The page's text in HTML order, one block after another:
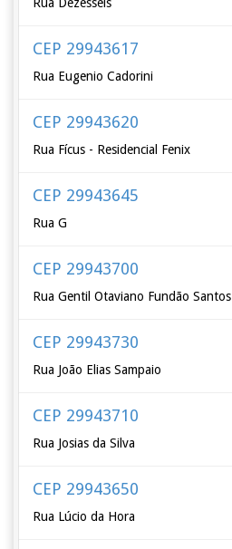
CEP 29943617
Rua Eugenio Cadorini
CEP 29943620
Rua Fícus - Residencial Fenix
CEP 29943645
Rua G
CEP 29943700
Rua Gentil Otaviano Fundão Santos
CEP 29943730
Rua João Elias Sampaio
CEP 29943710
Rua Josias da Silva
CEP 29943650
Rua Lúcio da Hora